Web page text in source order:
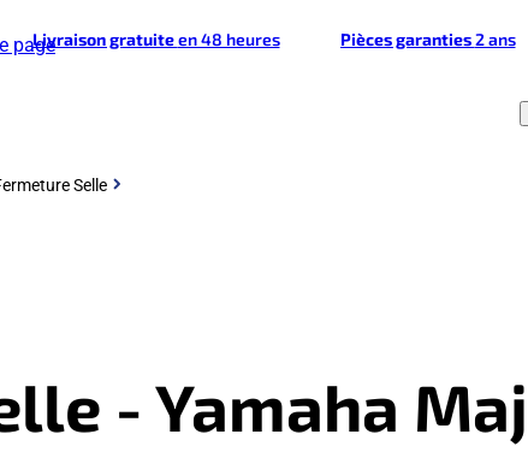
page
Livraison gratuiteen 48 heures Pièces garanties2 ans
Selle
- Yamaha